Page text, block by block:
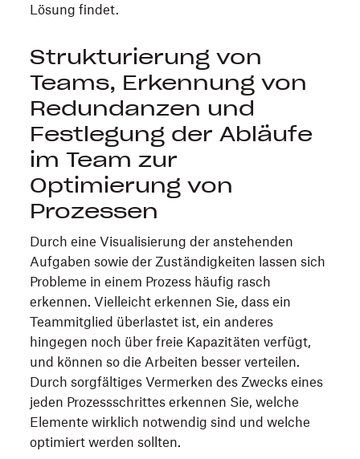
Lösung findet.
Strukturierung von
Teams, Erkennung von
Redundanzen und
Festlegung der Abläufe
im Team zur
Optimierung von
Prozessen
Durch eine Visualisierung der anstehenden
Aufgaben sowie der Zuständigkeiten lassen sich
Probleme in einem Prozess häufig rasch
erkennen. Vielleicht erkennen Sie, dass ein
Teammitglied überlastet ist, ein anderes
hingegen noch über freie Kapazitäten verfügt,
und können so die Arbeiten besser verteilen.
Durch sorgfältiges Vermerken des Zwecks eines
jeden Prozessschrittes erkennen Sie, welche
Elemente wirklich notwendig sind und welche
optimiert werden sollten.